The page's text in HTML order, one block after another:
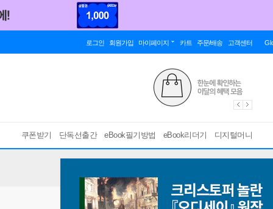
로그인 회원가입 마이페이지 카트 주문/배송 고객센터
쿠폰받기 단독선출간 eBook필기방법 eBook리더기 디지털머니